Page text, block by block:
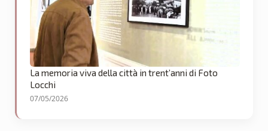
La memoria viva della città in trent’anni di Foto
Locchi
07/05/2026